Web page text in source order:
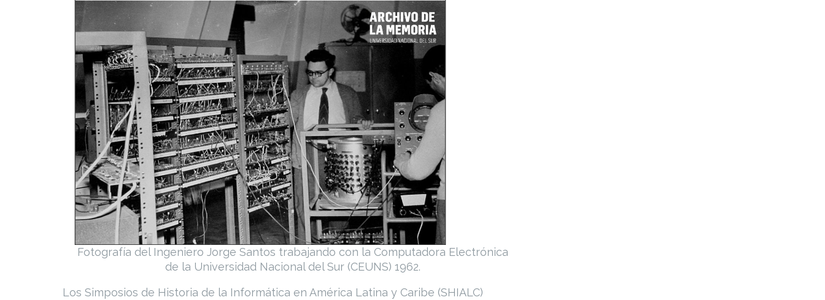
Fotografía del Ingeniero Jorge Santos trabajando con la Computadora Electrónica
de la Universidad Nacional del Sur (CEUNS) 1962.
Los Simposios de Historia de la Informática en América Latina y Caribe (SHIALC)